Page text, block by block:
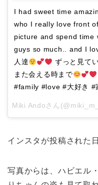
I had sweet time
who I really love front
picture and spend time
guys so much.. and I
人達
ずっと見て
また会える時まで
#family #love #大好き #
Miki Andoさん
インスタが投稿された
写真からは、ハビエル